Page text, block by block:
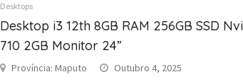
Desktops
Desktop i3 12th 8GB RAM 256GB SSD
710 2GB Monitor 24”
Província: Maputo Outubro 4, 2025